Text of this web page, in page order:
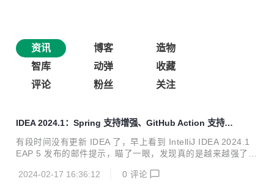
资讯 博客
造物
智库
动弹
收藏
评论
粉丝 关注
IDEA 2024.1：Spring 支持增强、GitHub Action 支持增
强、更新 HTTP Client 等
有段时间没有更新 IDEA 了，早上看到 IntelliJ IDEA 2024.1
EAP 5 发布的邮件提示，瞄了一眼，发现真的是越来越强了，
DD 的小伙伴也有帮助，所以搞篇博客介绍和推荐一下。
2024-02-17 16:36:12 0 评论